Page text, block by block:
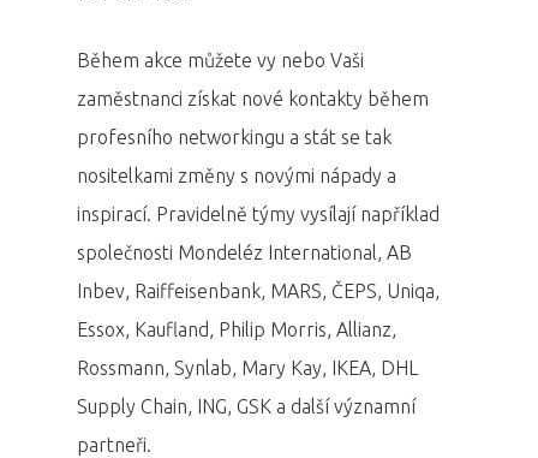
Během akce můžete vy nebo Vaši
zaměstnanci získat nové kontakty během
profesního networkingu a stát se tak
nositelkami změny s novými nápady a
inspirací. Pravidelně týmy vysílají například
společnosti Mondeléz International, AB
Inbev, Raiffeisenbank, MARS, ČEPS, Uniqa,
Essox, Kaufland, Philip Morris, Allianz,
Rossmann, Synlab, Mary Kay, IKEA, DHL
Supply Chain, ING, GSK a další významní
partneři.